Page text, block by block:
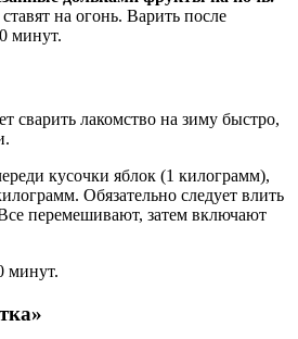
на огонь. Варить после
минут.
сварить лакомство на зиму быстро,
кусочки яблок (1 килограмм),
Обязательно следует влить
перемешивают, затем включают
минут.